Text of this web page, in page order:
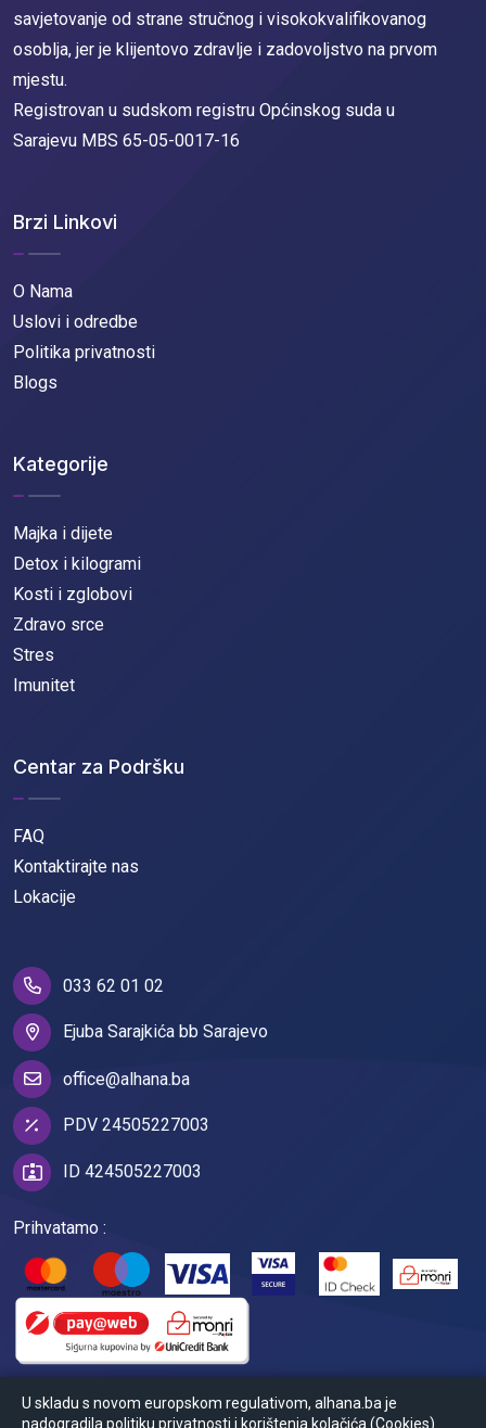
savjetovanje od strane stručnog i visokokvalifikovanog
osoblja, jer je klijentovo zdravlje i zadovoljstvo na prvom
mjestu.
Registrovan u sudskom registru Općinskog suda u
Sarajevu MBS 65-05-0017-16
Brzi Linkovi
O Nama
Uslovi i odredbe
Politika privatnosti
Blogs
Kategorije
Majka i dijete
Detox i kilogrami
Kosti i zglobovi
Zdravo srce
Stres
Imunitet
Centar za Podršku
FAQ
Kontaktirajte nas
Lokacije
033 62 01 02
Ejuba Sarajkića bb Sarajevo
office@alhana.ba
PDV 24505227003
ID 424505227003
Prihvatamo :
U skladu s novom europskom regulativom, alhana.ba je
nadogradila politiku privatnosti i korištenja kolačića (Cookies).